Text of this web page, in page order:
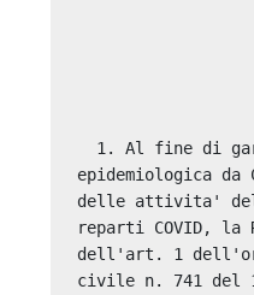
1. Al fine di
epidemiologica
delle attivita'
reparti COVID,
dell'art. 1
civile n. 741 del